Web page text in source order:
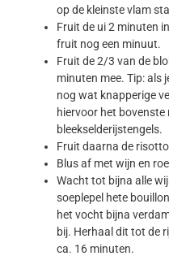
op de kleinste vlam
Fruit de ui 2 minuten
fruit nog een minuut.
Fruit de 2/3 van de
minuten mee. Tip: als
nog wat knapperige
hiervoor het bovenste
bleekselderijstengels.
Fruit daarna de
Blus af met wijn en
Wacht tot bijna alle
soeplepel hete
het vocht bijna
bij. Herhaal dit tot de
ca. 16 minuten.